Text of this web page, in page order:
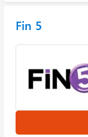
Fin 5